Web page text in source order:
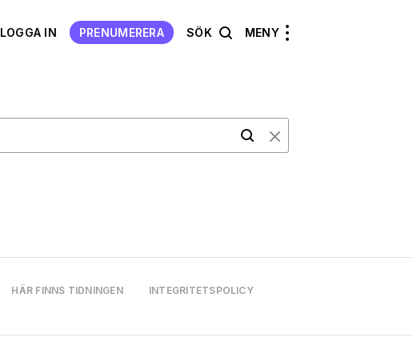
LOGGA IN PRENUMERERA SÖK MENY
HÄR FINNS TIDNINGEN
INTEGRITETSPOLICY